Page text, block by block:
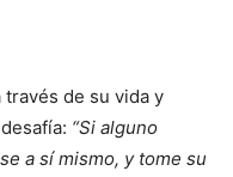
de su vida y
“Si alguno
a sí mismo, y tome su